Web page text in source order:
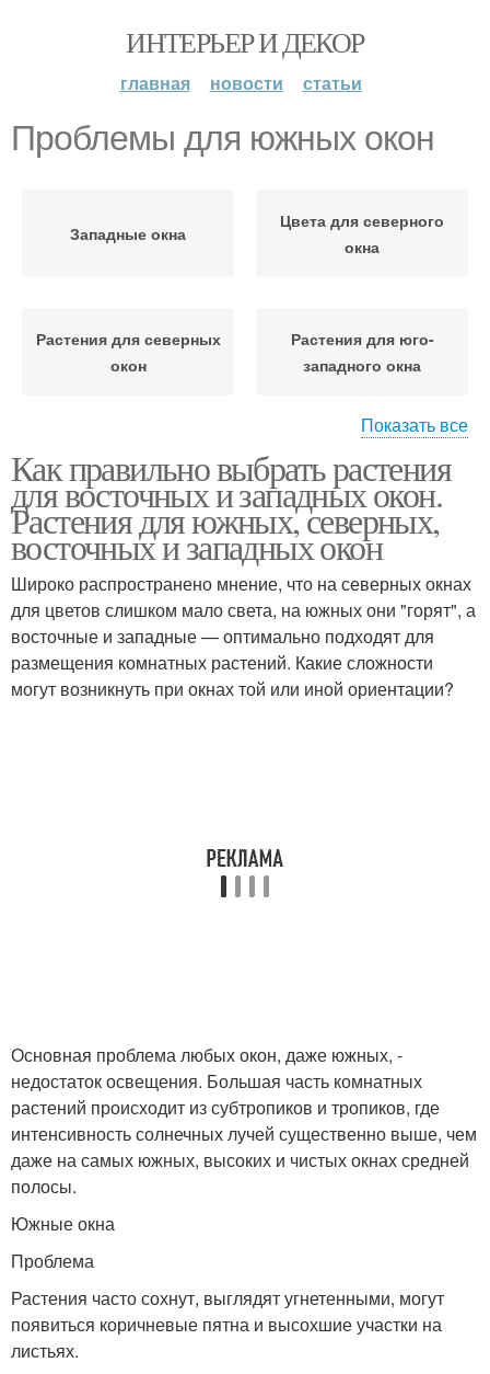
ИНТЕРЬЕР И ДЕКОР
главная новости статьи
Проблемы для южных окон
Западные окна
Цвета для северного
окна
Растения для северных
окон
Растения для юго-
западного окна
окнах
выращивании
Растения на южном окне
Растения для южного
окна
Растения для южных
Окна на восток Окна в квартире
Цвета для западного
Растения на северных
выращивании
окне
Показать все
Как правильно выбрать растения
для восточных и западных окон.
Растения для южных, северных,
восточных и западных окон
Широко распространено мнение, что на северных окнах
для цветов слишком мало света, на южных они "горят", а
восточные и западные — оптимально подходят для
размещения комнатных растений. Какие сложности
могут возникнуть при окнах той или иной ориентации?
Основная проблема любых окон, даже южных, -
недостаток освещения. Большая часть комнатных
растений происходит из субтропиков и тропиков, где
интенсивность солнечных лучей существенно выше, чем
даже на самых южных, высоких и чистых окнах средней
полосы.
Южные окна
Проблема
Растения часто сохнут, выглядят угнетенными, могут
появиться коричневые пятна и высохшие участки на
листьях.